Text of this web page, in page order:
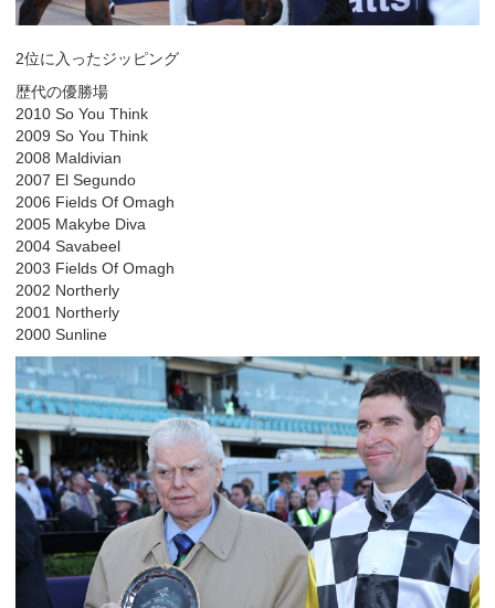
2位に入ったジッピング
歴代の優勝場
2010 So You Think
2009 So You Think
2008 Maldivian
2007 El Segundo
2006 Fields Of Omagh
2005 Makybe Diva
2004 Savabeel
2003 Fields Of Omagh
2002 Northerly
2001 Northerly
2000 Sunline